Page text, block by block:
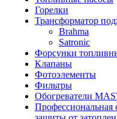
Горелки
Трансформатор
Brahma
Satronic
Форсунки
Клапаны
Фотоэлементы
Фильтры
Обогреватели
Профессиональная